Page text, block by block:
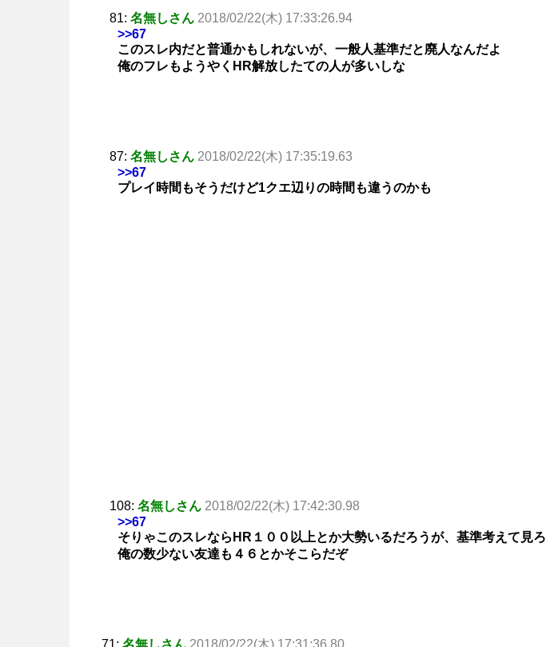
81: 名無しさん 2018/02/22(木) 17:33:26.94
>>67
このスレ内だと普通かもしれないが、一般人基準だと廃人なんだよ
俺のフレもようやくHR解放したての人が多いしな
87: 名無しさん 2018/02/22(木) 17:35:19.63
>>67
プレイ時間もそうだけど1クエ辺りの時間も違うのかも
108: 名無しさん 2018/02/22(木) 17:42:30.98
>>67
そりゃこのスレならHR１００以上とか大勢いるだろうが、基準考えて見ろ
俺の数少ない友達も４６とかそこらだぞ
71: 名無しさん 2018/02/22(木) 17:31:36.80